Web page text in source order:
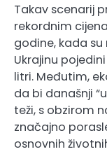
Takav scenarij
rekordnim
godine, kada
Ukrajinu
litri. Međutim,
da bi današnji
teži, s obzirom
značajno
osnovnih